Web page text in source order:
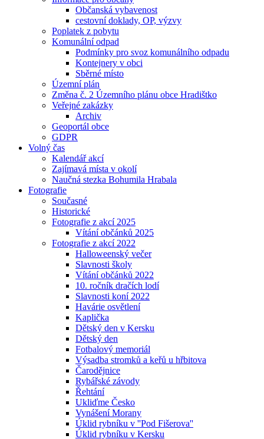
Občanská vybavenost
cestovní doklady, OP, výzvy
Poplatek z pobytu
Komunální odpad
Podmínky pro svoz komunálního odpadu
Kontejnery v obci
Sběrné místo
Územní plán
Změna č. 2 Územního plánu obce Hradištko
Veřejné zakázky
Archiv
Geoportál obce
GDPR
Volný čas
Kalendář akcí
Zajímavá místa v okolí
Naučná stezka Bohumila Hrabala
Fotografie
Současné
Historické
Fotografie z akcí 2025
Vítání občánků 2025
Fotografie z akcí 2022
Halloweenský večer
Slavnosti školy
Vítání občánků 2022
10. ročník dračích lodí
Slavnosti koní 2022
Havárie osvětlení
Kaplička
Dětský den v Kersku
Dětský den
Fotbalový memoriál
Výsadba stromků a keřů u hřbitova
Čarodějnice
Rybářské závody
Řehtání
Ukliďme Česko
Vynášení Morany
Úklid rybníku v ''Pod Fišerova''
Úklid rybníku v Kersku